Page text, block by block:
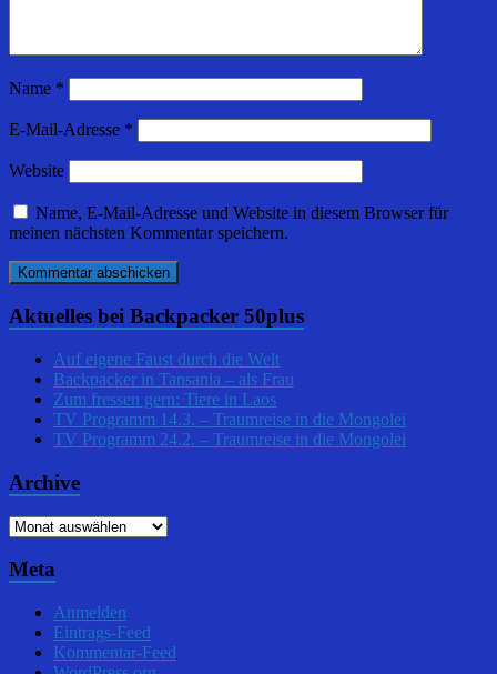
Name *
E-Mail-Adresse *
Website
Name, E-Mail-Adresse und Website in diesem Browser für
meinen nächsten Kommentar speichern.
Aktuelles bei Backpacker 50plus
Auf eigene Faust durch die Welt
Backpacker in Tansania – als Frau
Zum fressen gern: Tiere in Laos
TV Programm 14.3. – Traumreise in die Mongolei
TV Programm 24.2. – Traumreise in die Mongolei
Archive
Archive
Meta
Anmelden
Eintrags-Feed
Kommentar-Feed